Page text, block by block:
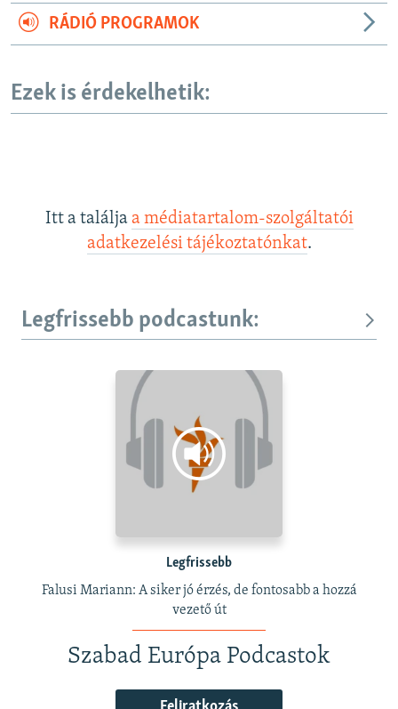
RÁDIÓ PROGRAMOK
Ezek is érdekelhetik:
Itt a találja a médiatartalom-szolgáltatói
adatkezelési tájékoztatónkat.
Legfrissebb podcastunk:
Legfrissebb
Falusi Mariann: A siker jó érzés, de fontosabb a hozzá
vezető út
Szabad Európa Podcastok